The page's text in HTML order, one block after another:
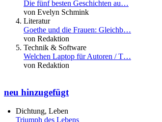
Die fünf besten Geschichten au…
von Evelyn Schmink
Literatur
Goethe und die Frauen: Gleichb…
von Redaktion
Technik & Software
Welchen Laptop für Autoren / T…
von Redaktion
neu hinzugefügt
Dichtung, Leben
Triumph des Lebens